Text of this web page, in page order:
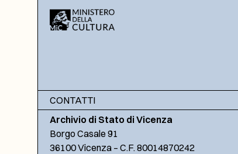
CONTATTI
Archivio di Stato di Vicenza
Borgo Casale 91
36100 Vicenza – C.F. 80014870242